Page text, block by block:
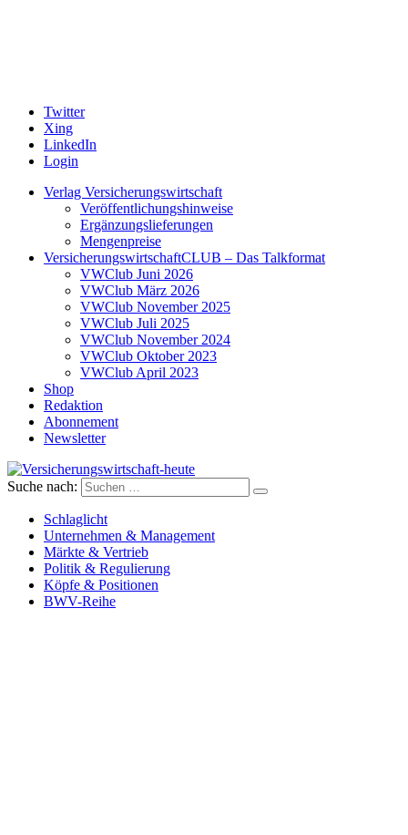
Twitter
Xing
LinkedIn
Login
Verlag Versicherungswirtschaft
Veröffentlichungshinweise
Ergänzungslieferungen
Mengenpreise
VersicherungswirtschaftCLUB – Das Talkformat
VWClub Juni 2026
VWClub März 2026
VWClub November 2025
VWClub Juli 2025
VWClub November 2024
VWClub Oktober 2023
VWClub April 2023
Shop
Redaktion
Abonnement
Newsletter
Versicherungswirtschaft-heute
Suche nach:
Schlaglicht
Unternehmen & Management
Märkte & Vertrieb
Politik & Regulierung
Köpfe & Positionen
BWV-Reihe